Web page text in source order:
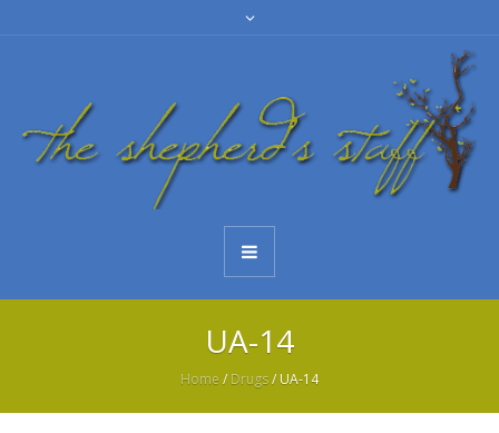
UA-14
Home / Drugs/ UA-14